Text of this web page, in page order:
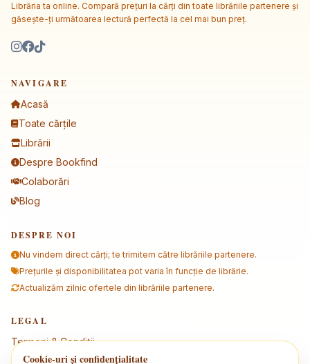
Librăria ta online. Compară prețuri la cărți din toate librăriile partenere și
găsește-ți următoarea lectură perfectă la cel mai bun preț.
NAVIGARE
Acasă
Toate cărțile
Librării
Despre Bookfind
Colaborări
Blog
DESPRE NOI
Nu vindem direct cărți; te trimitem către librăriile partenere.
Prețurile și disponibilitatea pot varia în funcție de librărie.
Actualizăm zilnic ofertele din librăriile partenere.
LEGAL
Termeni & Condiții
Politica de confidențialitate
Cookie-uri și confidențialitate